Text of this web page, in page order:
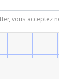
vous acceptez